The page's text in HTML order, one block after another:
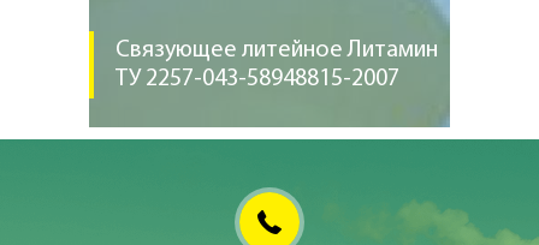
Связующее литейное Литамин
ТУ 2257-043-58948815-2007